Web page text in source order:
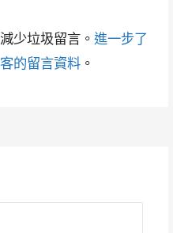
少垃圾留言。 進一步了
的留言資料。